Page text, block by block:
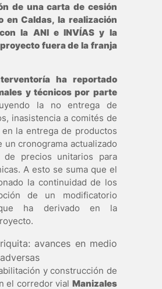
de una carta de cesión
en Caldas, la realización
la ANI e INVÍAS y la
fuera de la franja
ha reportado
y técnicos por parte
la no entrega de
inasistencia a comités de
la entrega de productos
un cronograma actualizado
precios unitarios para
A esto se suma que el
la continuidad de los
de un modificatorio
ha derivado en la
avances en medio
y construcción de
el corredor vial Manizales